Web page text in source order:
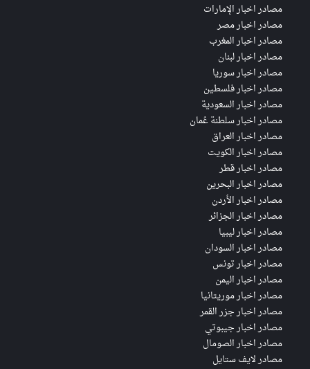
مصادر اخبار الإمارات
مصادر اخبار مصر
مصادر اخبار المغرب
مصادر اخبار لبنان
مصادر اخبار سوريا
مصادر اخبار فلسطين
مصادر اخبار السعودية
مصادر اخبار سلطنة عُمان
مصادر اخبار العراق
مصادر اخبار الكويت
مصادر اخبار قطر
مصادر اخبار البحرين
مصادر اخبار الأردن
مصادر اخبار الجزائر
مصادر اخبار ليبيا
مصادر اخبار السودان
مصادر اخبار تونس
مصادر اخبار اليمن
مصادر اخبار موريتانيا
مصادر اخبار جزر القمر
مصادر اخبار جيبوتي
مصادر اخبار الصومال
مصادر لايف ستايل